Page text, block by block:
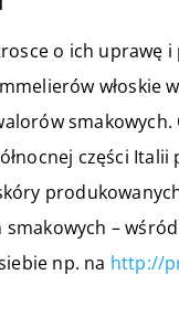
o ich uprawę i
włoskie
smakowych.
części
–
np. na http://